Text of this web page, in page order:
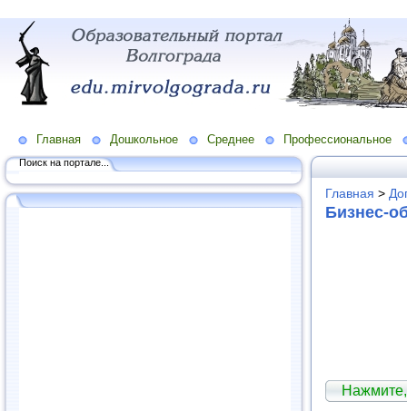
Главная Дошкольное Среднее Профессиональное
Поиск на портале...
Главная >
Бизнес-